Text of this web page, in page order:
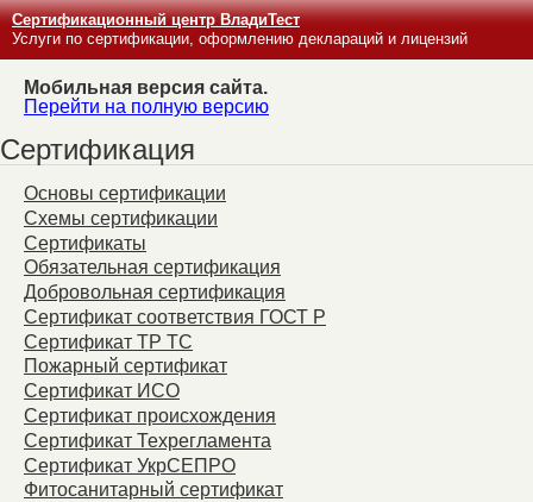
Сертификационный центр ВладиТест
Услуги по сертификации, оформлению деклараций и лицензий
Мобильная версия сайта.
Перейти на полную версию
Сертификация
Основы сертификации
Схемы сертификации
Сертификаты
Обязательная сертификация
Добровольная сертификация
Сертификат соответствия ГОСТ Р
Сертификат ТР ТС
Пожарный сертификат
Сертификат ИСО
Сертификат происхождения
Сертификат Техрегламента
Сертификат УкрСЕПРО
Фитосанитарный сертификат